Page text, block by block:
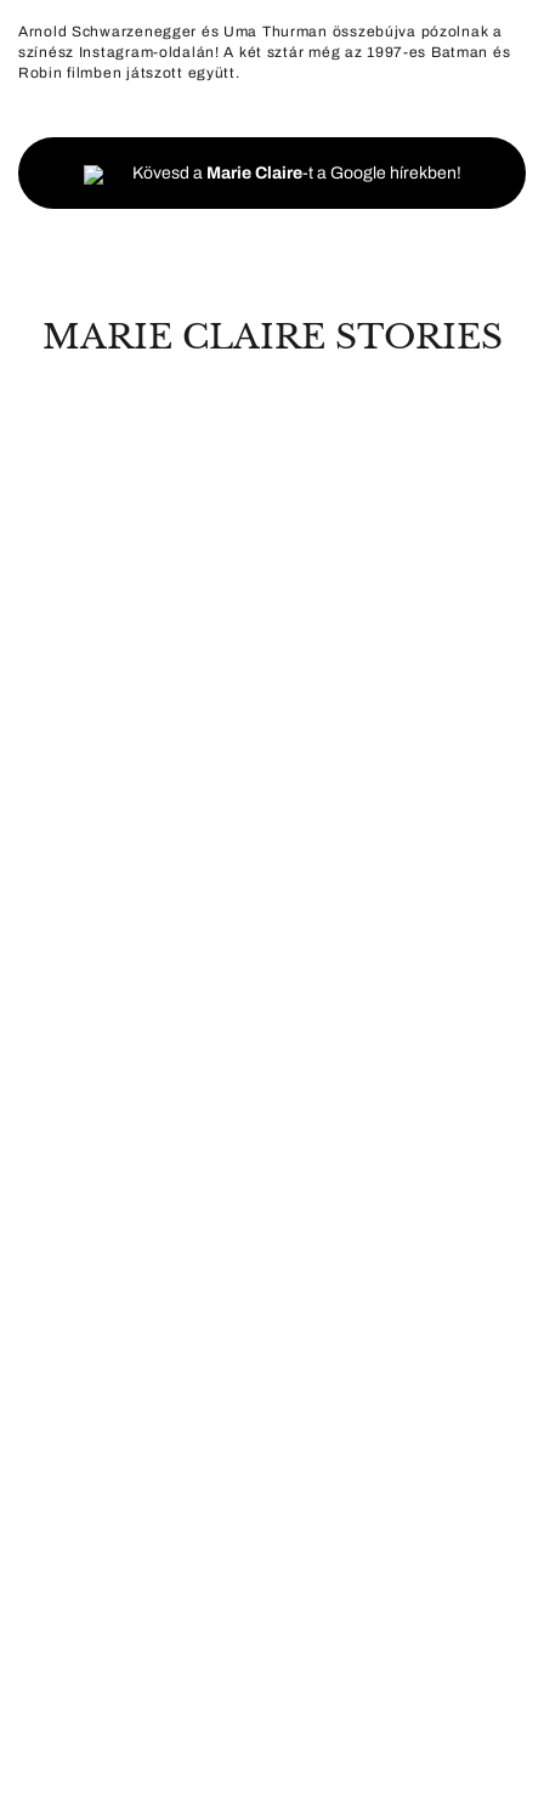
Arnold Schwarzenegger és Uma Thurman összebújva pózolnak a
színész Instagram-oldalán! A két sztár még az 1997-es Batman és
Robin filmben játszott együtt.
Kövesd a Marie Claire-t a Google hírekben!
MARIE CLAIRE STORIES